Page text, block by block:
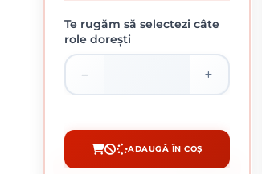
66.92 lei / buc
CUMPĂRĂ
Te rugăm să selectezi câte
role dorești
ADAUGĂ ÎN COȘ